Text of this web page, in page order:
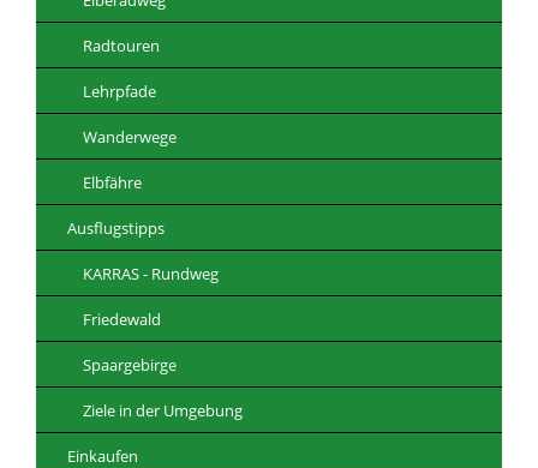
Radtouren
Lehrpfade
Wanderwege
Elbfähre
Ausflugstipps
KARRAS - Rundweg
Friedewald
Spaargebirge
Ziele in der Umgebung
Einkaufen